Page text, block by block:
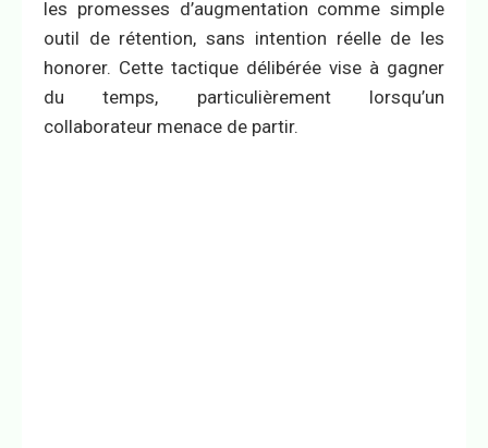
les promesses d’augmentation comme simple
outil de rétention, sans intention réelle de les
honorer. Cette tactique délibérée vise à gagner
du temps, particulièrement lorsqu’un
collaborateur menace de partir.